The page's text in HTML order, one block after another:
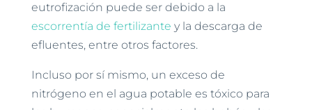
eutrofización puede ser debido a la
escorrentía de fertilizante y la descarga de
efluentes, entre otros factores.
Incluso por sí mismo, un exceso de
nitrógeno en el agua potable es tóxico para